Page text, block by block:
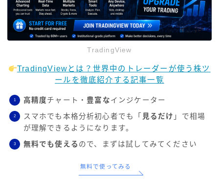
TradingView
TradingViewとは？世界中のトレーダーが使う株ツ
ールを徹底紹介する記事一覧
高精度チャート・ 豊富なインジケーター
スマホでも本格分析初心者でも「 見るだけ 」で相場
が理解できるようになります。
無料でも使える ので、まずは試してみてください
無料で使ってみる